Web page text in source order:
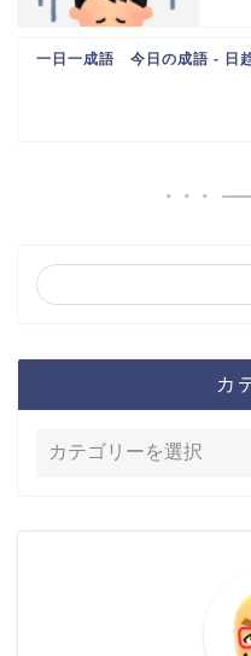
一日一成語 今日の成語 - 日
カ